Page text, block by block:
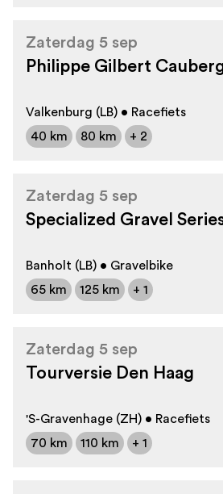
Zaterdag 5 sep
Philippe Gilbert
Valkenburg (LB) • Racefiets
40 km
80 km + 2
Zaterdag 5 sep
Specialized Gravel
Banholt (LB) • Gravelbike
65 km
125 km + 1
Zaterdag 5 sep
Tourversie Den Haag
'S-Gravenhage (ZH) • Racefiets
70 km
110 km + 1